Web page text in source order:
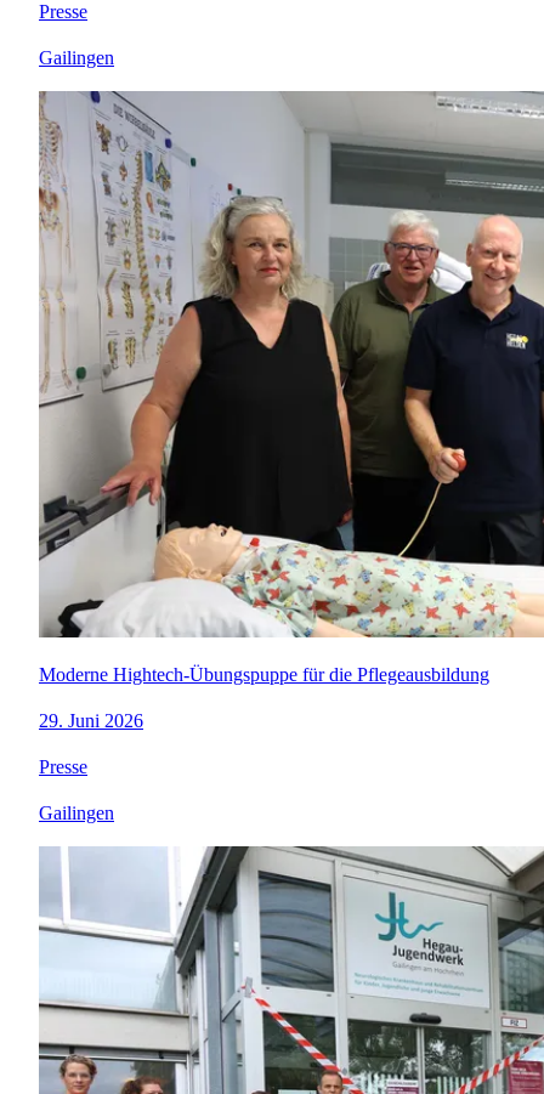
Presse
Gailingen
Moderne Hightech-Übungspuppe für die Pflegeausbildung
29. Juni 2026
Presse
Gailingen